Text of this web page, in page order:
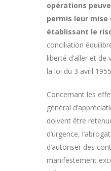
opérations
permis leur
établissant le
conciliation
liberté d’aller et
la loi du 3 avril
Concernant les
général
doivent être
d’urgence,
d’autoriser des
manifestement